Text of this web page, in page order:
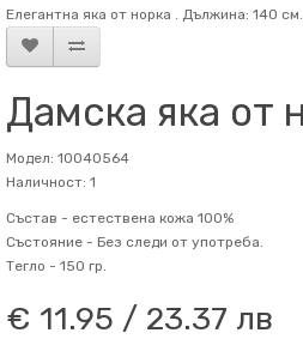
Елегантна яка от норка . Дължина: 140 см.
Дамска яка от
Модел: 10040564
Наличност: 1
Състав - естествена кожа 100%
Състояние - Без следи от употреба.
Тегло - 150 гр.
€ 11.95 / 23.37 лв